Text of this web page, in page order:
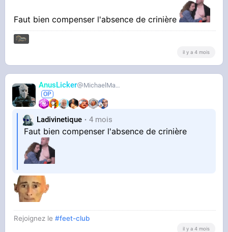
Il fait tellement pitié putain
Faut bien compenser l'absence de crinière
il y a 4 mois
AnusLicker MichaelMann
Ladivinetique 4 mois
Faut bien compenser l'absence de crinière
Rejoignez le#feet-club
il y a 4 mois